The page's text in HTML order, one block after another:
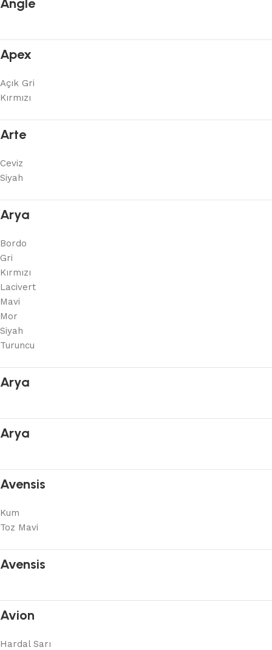
Apex
Açık Gri
Kırmızı
Arte
Ceviz
Siyah
Arya
Bordo
Gri
Kırmızı
Lacivert
Mavi
Mor
Siyah
Turuncu
Arya
Arya
Avensis
Kum
Toz Mavi
Avensis
Avion
Hardal Sarı